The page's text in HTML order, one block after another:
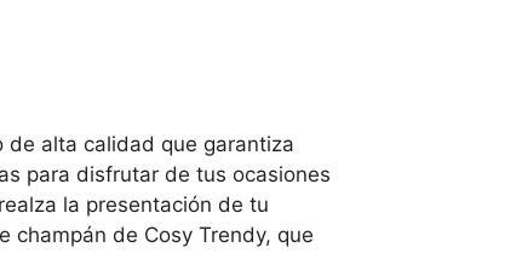
de alta calidad que garantiza
para disfrutar de tus ocasiones
la presentación de tu
champán de Cosy Trendy, que